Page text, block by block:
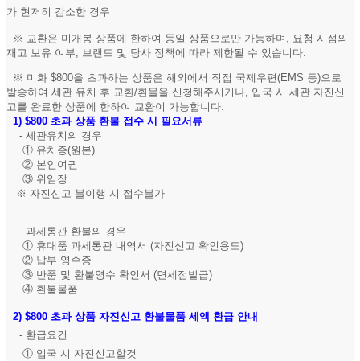
가 현저히 감소한 경우
※ 교환은 미개봉 상품에 한하여 동일 상품으로만 가능하며, 요청 시점의
재고 보유 여부, 브랜드 및 당사 정책에 따라 제한될 수 있습니다.
※ 미화 $800을 초과하는 상품은 해외에서 직접 국제우편(EMS 등)으로
발송하여 세관 유치 후 교환/환물을 신청해주시거나, 입국 시 세관 자진신
고를 완료한 상품에 한하여 교환이 가능합니다.
1) $800 초과 상품 환불 접수 시 필요서류
- 세관유치의 경우
① 유치증(원본)
② 본인여권
③ 위임장
※ 자진신고 불이행 시 접수불가
- 과세통관 환불의 경우
① 휴대품 과세통관 내역서 (자진신고 확인용도)
② 납부 영수증
③ 반품 및 환불영수 확인서 (면세점발급)
④ 환불물품
2) $800 초과 상품 자진신고 환불물품 세액 환급 안내
- 환급요건
① 입국 시 자진신고할것